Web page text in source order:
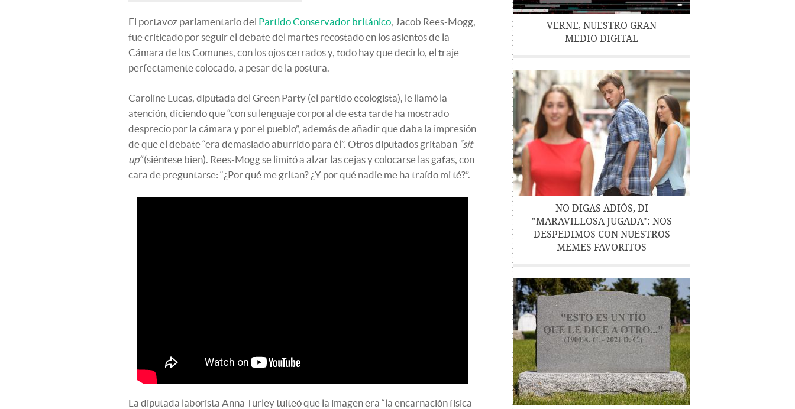
El portavoz parlamentario del Partido Conservador británico, Jacob Rees-Mogg,
fue criticado por seguir el debate del martes recostado en los asientos de la
Cámara de los Comunes, con los ojos cerrados y, todo hay que decirlo, el traje
perfectamente colocado, a pesar de la postura.
Caroline Lucas, diputada del Green Party (el partido ecologista), le llamó la
atención, diciendo que “con su lenguaje corporal de esta tarde ha mostrado
desprecio por la cámara y por el pueblo”, además de añadir que daba la impresión
de que el debate “era demasiado aburrido para él”. Otros diputados gritaban “sit
up”(siéntese bien). Rees-Mogg se limitó a alzar las cejas y colocarse las gafas, con
cara de preguntarse: “¿Por qué me gritan? ¿Y por qué nadie me ha traído mi té?”.
La diputada laborista Anna Turley tuiteó que la imagen era “la encarnación física
VERNE, NUESTRO GRAN
MEDIO DIGITAL
NO DIGAS ADIÓS, DI
"MARAVILLOSA JUGADA": NOS
DESPEDIMOS CON NUESTROS
MEMES FAVORITOS